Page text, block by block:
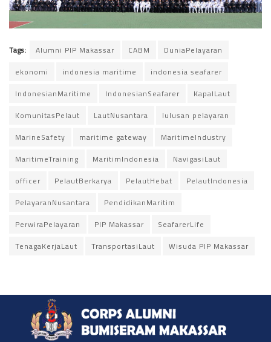
Tags: Alumni PIP Makassar CABM
DuniaPelayaran
ekonomi
indonesia maritime
indonesia seafarer
IndonesianMaritime
IndonesianSeafarer
KapalLaut
KomunitasPelaut
LautNusantara
lulusan pelayaran
MarineSafety
maritime gateway
MaritimeIndustry
MaritimeTraining
MaritimIndonesia
NavigasiLaut
officer
PelautBerkarya PelautHebat
PelautIndonesia
PelayaranNusantara
PendidikanMaritim
PerwiraPelayaran
PIP Makassar
SeafarerLife
TenagaKerjaLaut
TransportasiLaut Wisuda PIP Makassar